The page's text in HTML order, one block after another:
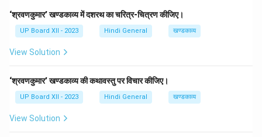
‘श्रवणकुमार’ खण्डकाव्य में दशरथ का चरित्र-चित्रण कीजिए।
UP Board XII - 2023 Hindi General खण्डकाव्य
View Solution
‘श्रवणकुमार’ खण्डकाव्य की कथावस्तु पर विचार कीजिए।
UP Board XII - 2023 Hindi General खण्डकाव्य
View Solution